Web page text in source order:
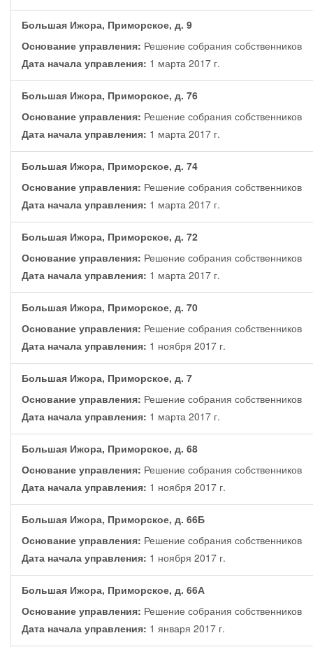
Большая Ижора, Приморское, д. 9
Основание управления: Решение собрания собственников
Дата начала управления: 1 марта 2017 г.
Большая Ижора, Приморское, д. 76
Основание управления: Решение собрания собственников
Дата начала управления: 1 марта 2017 г.
Большая Ижора, Приморское, д. 74
Основание управления: Решение собрания собственников
Дата начала управления: 1 марта 2017 г.
Большая Ижора, Приморское, д. 72
Основание управления: Решение собрания собственников
Дата начала управления: 1 марта 2017 г.
Большая Ижора, Приморское, д. 70
Основание управления: Решение собрания собственников
Дата начала управления: 1 ноября 2017 г.
Большая Ижора, Приморское, д. 7
Основание управления: Решение собрания собственников
Дата начала управления: 1 марта 2017 г.
Большая Ижора, Приморское, д. 68
Основание управления: Решение собрания собственников
Дата начала управления: 1 ноября 2017 г.
Большая Ижора, Приморское, д. 66Б
Основание управления: Решение собрания собственников
Дата начала управления: 1 ноября 2017 г.
Большая Ижора, Приморское, д. 66А
Основание управления: Решение собрания собственников
Дата начала управления: 1 января 2017 г.